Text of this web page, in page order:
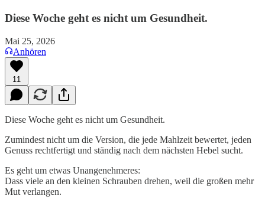
Diese Woche geht es nicht um Gesundheit.
Mai 25, 2026
Anhören
11
Diese Woche geht es nicht um Gesundheit.
Zumindest nicht um die Version, die jede Mahlzeit bewertet, jeden
Genuss rechtfertigt und ständig nach dem nächsten Hebel sucht.
Es geht um etwas Unangenehmeres:
Dass viele an den kleinen Schrauben drehen, weil die großen mehr
Mut verlangen.